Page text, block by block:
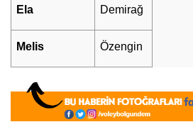
Ela Demirağ
Melis Özengin